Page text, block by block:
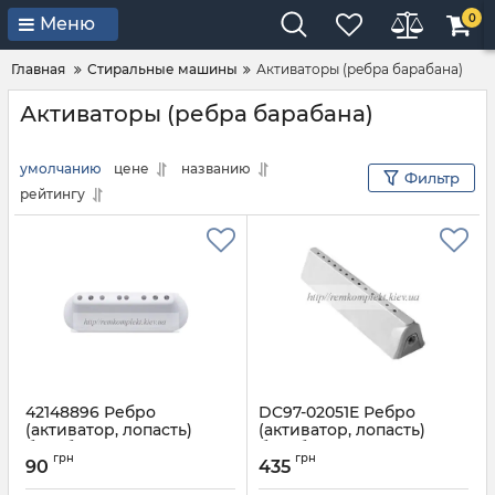
Меню 0
Главная Стиральные машины Активаторы (ребра барабана)
Активаторы (ребра барабана)
умолчанию цене
названию
рейтингу
Фильтр
42148896 Ребро
(активатор, лопасть)
барабана пральної
машини VESTEL
Артикул: 42148896
90 грн
DC97-02051E Ребро
(активатор, лопасть)
барабана пральної
машини SAMSUNG 13
435 грн